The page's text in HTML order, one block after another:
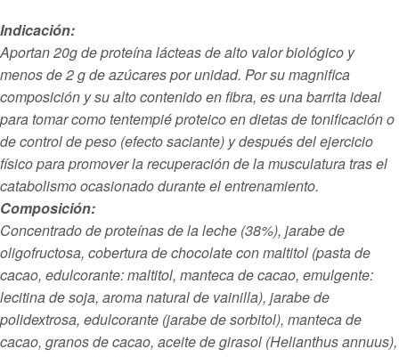
Indicación:
Aportan 20g de proteína lácteas de alto valor biológico y
menos de 2 g de azúcares por unidad. Por su magnifica
composición y su alto contenido en fibra, es una barrita ideal
para tomar como tentempié proteico en dietas de tonificación o
de control de peso (efecto saciante) y después del ejercicio
físico para promover la recuperación de la musculatura tras el
catabolismo ocasionado durante el entrenamiento.
Composición:
Concentrado de proteínas de la leche (38%), jarabe de
oligofructosa, cobertura de chocolate con maltitol (pasta de
cacao, edulcorante: maltitol, manteca de cacao, emulgente:
lecitina de soja, aroma natural de vainilla), jarabe de
polidextrosa, edulcorante (jarabe de sorbitol), manteca de
cacao, granos de cacao, aceite de girasol (Helianthus annuus),